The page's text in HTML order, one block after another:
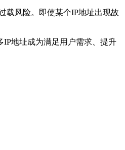
风险。即使某个IP地址出现故
地址成为满足用户需求、提升